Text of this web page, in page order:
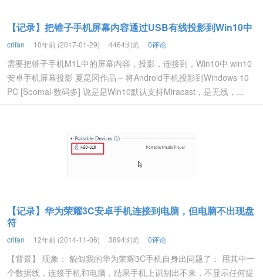
【记录】把锥子手机屏幕内容通过USB有线投影到Win10中
crifan 10年前 (2017-01-29) 4464浏览 0评论
需要把锥子手机M1L中的屏幕内容，投影，连接到，Win10中 win10
安卓手机屏幕投影 夏昆冈作品 – 将Android手机投影到Windows 10
PC [Soomal·数码多] 说是是Win10默认支持Miracast，是无线，...
【记录】华为荣耀3C安卓手机连接到电脑，但电脑不出现盘
符
crifan 12年前 (2014-11-06) 3894浏览 0评论
【背景】 现象： 貌似我的华为荣耀3C手机自身出问题了： 用其中一
个数据线，连接手机和电脑，结果手机上识别出不来，不显示任何提